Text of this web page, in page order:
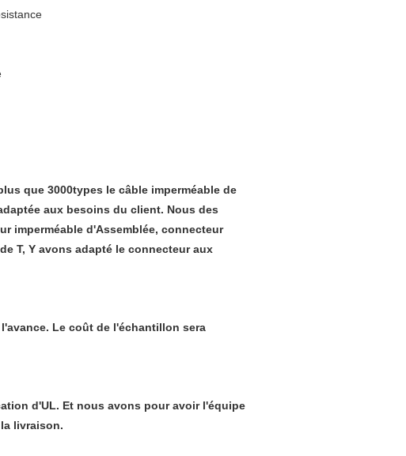
que 3000types le câble imperméable de
aux besoins du client. Nous des
imperméable d'Assemblée, connecteur
T, Y avons adapté le connecteur aux
Le coût de l'échantillon sera
d'UL. Et nous avons pour avoir l'équipe
livraison.